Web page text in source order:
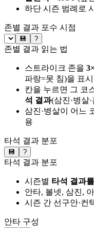
하단 시즌 범례로
존별 결과 포수 시점
💾 ?
존별 결과 읽는 법
스트라이크 존을
파랑=못 침)을 표시
칸을 누르면 그 코
석 결과(삼진·병살
삼진·병살이 어느
용
타석 결과 분포
💾 ?
타석 결과 분포
시즌별 타석 결과
안타, 볼넷, 삼진,
시즌 간 선구안·컨
안타 구성